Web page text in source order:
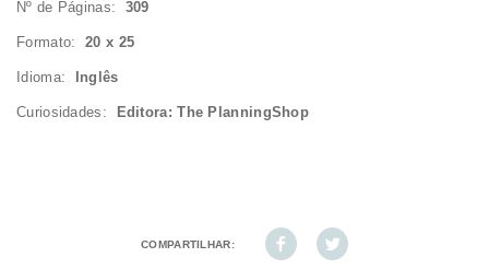
Nº de Páginas: 309
Formato: 20 x 25
Idioma: Inglês
Curiosidades: Editora: The PlanningShop
COMPARTILHAR: